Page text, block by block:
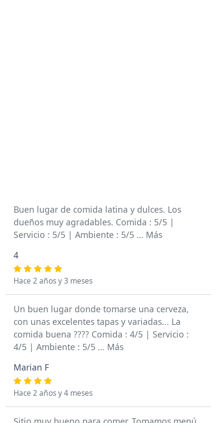
Buen lugar de comida latina y dulces. Los
dueños muy agradables. Comida : 5/5 |
Servicio : 5/5 | Ambiente : 5/5 … Más
4
Hace 2 años y 3 meses
Un buen lugar donde tomarse una cerveza,
con unas excelentes tapas y variadas... La
comida buena ???? Comida : 4/5 | Servicio :
4/5 | Ambiente : 5/5 … Más
Marian F
Hace 2 años y 4 meses